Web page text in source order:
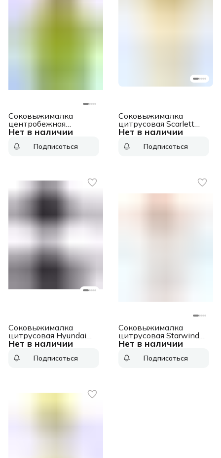
Нет в наличии
Соковыжималка
центробежная
Starwind SJ2236 500Вт
зеленый/белый
Подписаться
Нет в наличии
Соковыжималка
цитрусовая Scarlett
SC-JE50C02 25Вт
желтыйПодписаться
Нет в наличии
Соковыжималка
цитрусовая Hyundai
HY-JC4123 30Вт
черный/нержавеющая
Подписаться
Нет в наличии
Соковыжималка
цитрусовая Starwind
SJ1241 30Вт
белый/прозрачный
Подписаться